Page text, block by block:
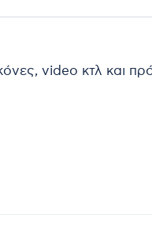
video κτλ και